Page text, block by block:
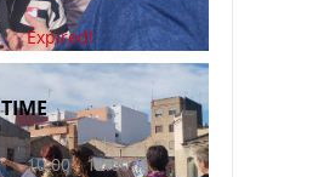
Expired!
TIME
10:00 - 12:00